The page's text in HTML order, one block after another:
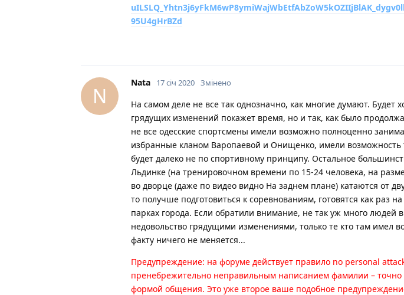
95U4gHrBZd
N
Nata 17 січ 2020 Змінено
На самом деле не все так однозначно, как многие думают. Будет
грядущих изменений покажет время, но и так, как было
не все одесские спортсмены имели возможно полноценно
избранные кланом Варопаевой и Онищенко, имели возможность
будет далеко не по спортивному принципу. Остальное
Льдинке (на тренировочном времени по 15-24 человека, на
во дворце (даже по видео видно На заднем плане) катаются от
то получше подготовиться к соревнованиям, готовятся как раз
парках города. Если обратили внимание, не так уж много людей
недовольство грядущими изменениями, только те кто там имел
факту ничего не меняется...
Предупреждение: на форуме действует правило no personal
пренебрежительно неправильным написанием фамилии – точно
формой общения. Это уже второе ваше подобное